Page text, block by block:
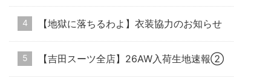
【地獄に落ちるわよ】衣装協力のお知らせ
【吉田スーツ全店】26AW入荷生地速報②